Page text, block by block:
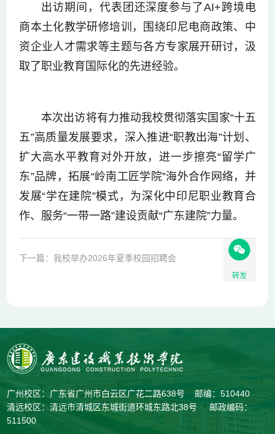
出访期间，代表团还深度参与了AI+跨境电
商本土化教学研修培训，围绕印尼电商政策、中
资企业人才需求等主题与各方专家展开研讨，汲
取了职业教育国际化的先进经验。
本次出访将有力推动我校贯彻落实国家“十五
五”高质量发展要求，深入推进“职教出海”计划、
扩大高水平教育对外开放，进一步擦亮“留学广
东”品牌，拓展“岭南工匠学院”海外合作网络，并
发展“学在建院”模式，为深化中印尼职业教育合
作、服务“一带一路”建设贡献“广东建院”力量。
转发
下一篇：我校举办2026年夏季校园招聘会
广州校区：广东省广州市白云区广花二路638号 邮编：510440
清远校区：清远市清城区东城街道环城东路北38号 邮政编码：
511500